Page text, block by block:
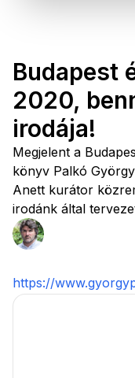
Budapest
2020,
irodája!
Megjelent a
könyv Palkó
Anett kurátor
irodánk által
https://